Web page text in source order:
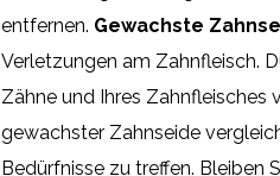
entfernen. Gewachste
Verletzungen am Zahnfleisch.
Zähne und Ihres Zahnfleisches
gewachster Zahnseide
Bedürfnisse zu treffen. Bleiben